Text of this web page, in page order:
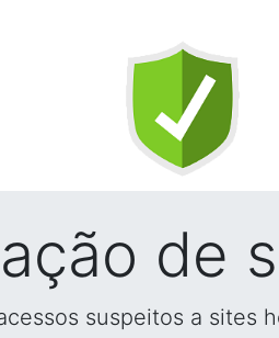
de
suspeitos a sites